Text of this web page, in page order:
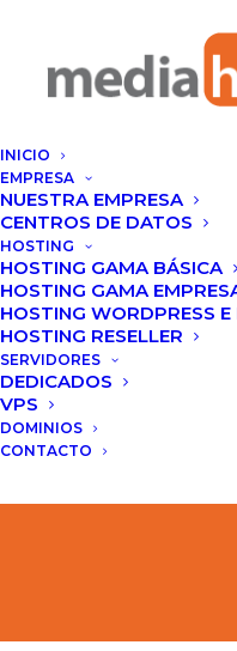
INICIO
EMPRESA
NUESTRA EMPRESA
CENTROS DE DATOS
HOSTING
HOSTING GAMA BÁSICA
HOSTING GAMA
HOSTING WORDPRESS E
HOSTING RESELLER
SERVIDORES
DEDICADOS
VPS
DOMINIOS
CONTACTO
¿Como
MAYO 26, 2014